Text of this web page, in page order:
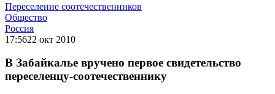
Переселение соотечественников
Общество
Россия
17:5622 окт 2010
В Забайкалье вручено первое свидетельство
переселенцу-соотечественнику